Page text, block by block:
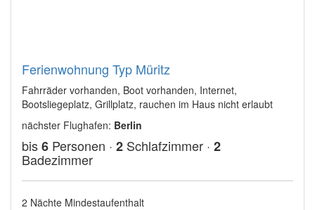
Ferienwohnung Typ Müritz
Fahrräder vorhanden, Boot vorhanden, Internet,
Bootsliegeplatz, Grillplatz, rauchen im Haus nicht erlaubt
nächster Flughafen: Berlin
bis6 Personen · 2 Schlafzimmer · 2
Badezimmer
2 Nächte Mindestaufenthalt